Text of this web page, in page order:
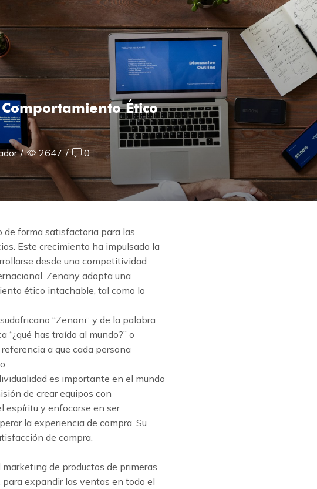
Ético
/ 2647 / 0
de forma satisfactoria para las
Este crecimiento ha impulsado la
desde una competitividad
Zenany adopta una
ético intachable, tal como lo
“Zenani” y de la palabra
“¿qué has traído al mundo?” o
a que cada persona
es importante en el mundo
de crear equipos con
espíritu y enfocarse en ser
la experiencia de compra. Su
de compra.
de productos de primeras
expandir las ventas en todo el